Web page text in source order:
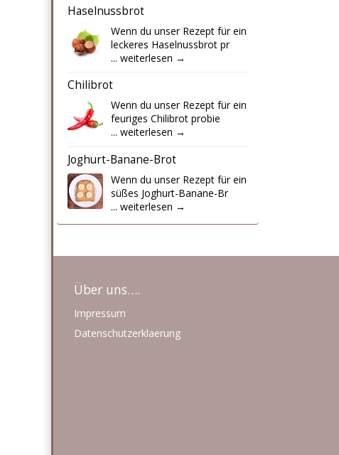
Haselnussbrot
Wenn du unser Rezept für ein
leckeres Haselnussbrotpr
... weiterlesen →
Chilibrot
Wenn du unser Rezept für ein
feuriges Chilibrotprobie
... weiterlesen →
Joghurt-Banane-Brot
Wenn du unser Rezept für ein
süßes Joghurt-Banane-Br
... weiterlesen →
Über uns….
Impressum
Datenschutzerklaerung